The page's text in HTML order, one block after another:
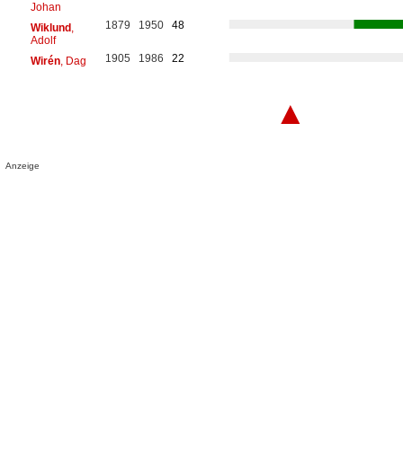
Johan
Wiklund,
Adolf
1879 1950 48
Wirén, Dag 1905 1986 22
▲
Anzeige